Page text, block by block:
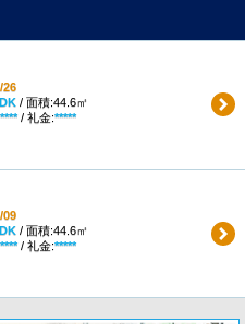
26
/ 面積:44.6㎡
/ 礼金:*****
09
/ 面積:44.6㎡
/ 礼金:*****